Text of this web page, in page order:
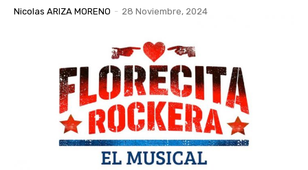
Nicolas ARIZA MORENO - 28 Noviembre, 2024